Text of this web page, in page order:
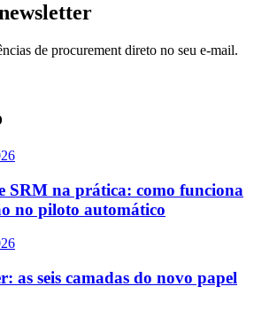
de procurement direto no seu e-mail.
SRM na prática: como funciona
no piloto automático
as seis camadas do novo papel